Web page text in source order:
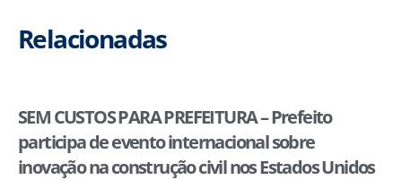
Relacionadas
SEM CUSTOS PARA PREFEITURA – Prefeito
participa de evento internacional sobre
inovação na construção civil nos Estados Unidos